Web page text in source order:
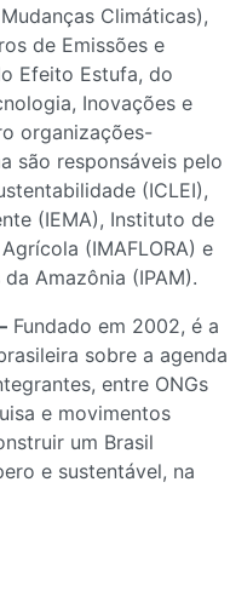
Climáticas),
de Emissões e
Efeito Estufa, do
Inovações e
organizações-
são responsáveis pelo
(ICLEI),
(IEMA), Instituto de
(IMAFLORA) e
Amazônia (IPAM).
Fundado em 2002, é a
sobre a agenda
entre ONGs
e movimentos
um Brasil
e sustentável, na